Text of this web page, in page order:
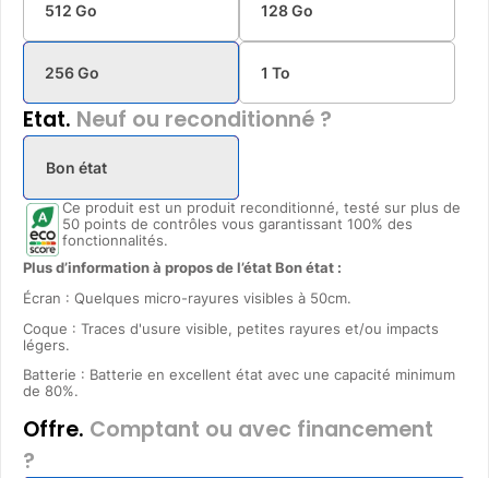
512 Go 128 Go
256 Go 1 To
Etat. Neuf ou reconditionné ?
Bon état
Ce produit est un produit reconditionné, testé sur plus de
50 points de contrôles vous garantissant 100% des
fonctionnalités.
Plus d’information à propos de l’état Bon état :
Écran : Quelques micro-rayures visibles à 50cm.
Coque : Traces d'usure visible, petites rayures et/ou impacts
légers.
Batterie : Batterie en excellent état avec une capacité minimum
de 80%.
Offre. Comptant ou avec financement
?